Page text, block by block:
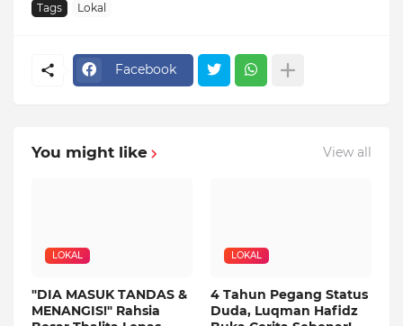
Tags Lokal
Facebook
You might like View all
LOKAL
"DIA MASUK TANDAS &
MENANGIS!" Rahsia
LOKAL
4 Tahun Pegang Status
Duda, Luqman Hafidz